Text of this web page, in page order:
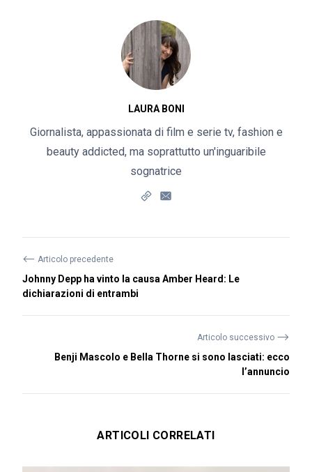
LAURA BONI
Giornalista, appassionata di film e serie tv, fashion e
beauty addicted, ma soprattutto un'inguaribile
sognatrice
⟵ Articolo precedente
Johnny Depp ha vinto la causa Amber Heard: Le
dichiarazioni di entrambi
Articolo successivo ⟶
Benji Mascolo e Bella Thorne si sono lasciati: ecco
l’annuncio
ARTICOLI CORRELATI